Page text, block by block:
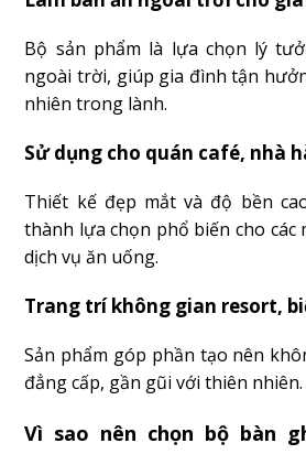
Bộ sản phẩm là lựa chọn lý
ngoài trời, giúp gia đình tận
nhiên trong lành.
Sử dụng cho quán café, nhà
Thiết kế đẹp mắt và độ bền
thành lựa chọn phổ biến cho các
dịch vụ ăn uống.
Trang trí không gian resort,
Sản phẩm góp phần tạo nên
đẳng cấp, gần gũi với thiên nhiên.
Vì sao nên chọn bộ bàn